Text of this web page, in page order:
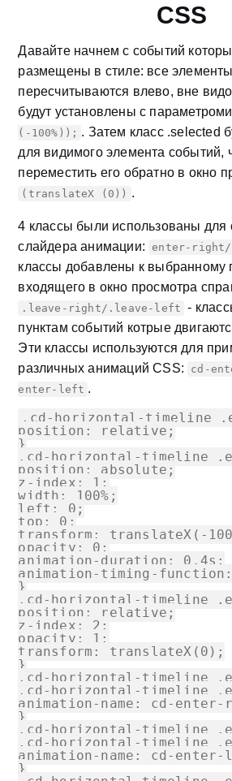
CSS
Давайте начнем с событий
размещены в стиле: все
пересчитываются влево, вне
будут установлены с параметроми
(-100%)); . Затем класс .selected
для видимого элемента событий,
переместить его обратно в окно
(translateX (0)) .
4 классы были использованы для
слайдера анимации:
enter-
классы добавлены к выбранному
входящего в окно просмотра
.leave-right/.leave-left -
пунктам событий котрые
Эти классы используются для
различных анимаций CSS:
cd-
enter-left .
.cd-horizontal-timeline
position: relative;
}
.cd-horizontal-timeline
position: absolute;
z-index: 1;
width: 100%;
left: 0;
top: 0;
transform: translateX(-
opacity: 0;
animation-duration: 0.4s;
animation-timing-
}
.cd-horizontal-timeline
position: relative;
z-index: 2;
opacity: 1;
transform: translateX(0);
}
.cd-horizontal-timeline
.cd-horizontal-timeline
animation-name: cd-
}
.cd-horizontal-timeline
.cd-horizontal-timeline
animation-name: cd-
}